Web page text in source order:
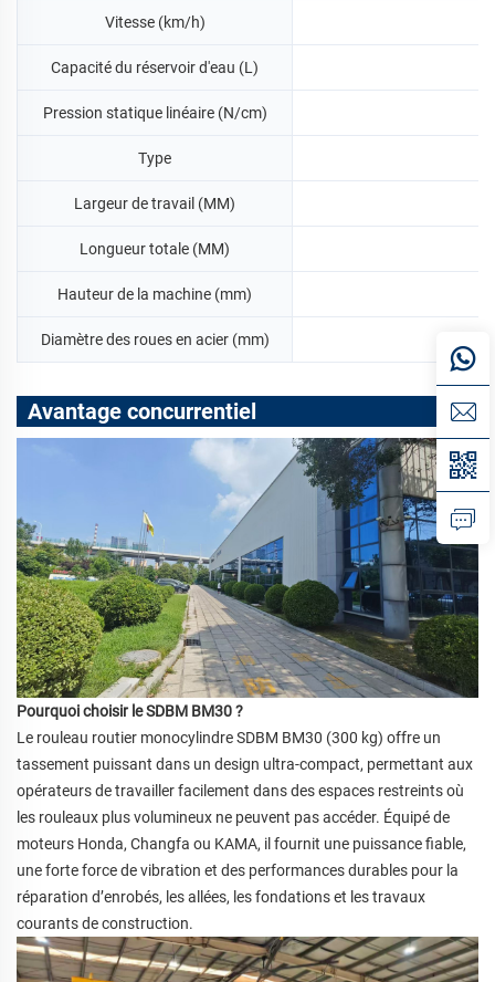
Vitesse (km/h)
Capacité du réservoir d'eau (L)
Pression statique linéaire (N/cm)
Type
Largeur de travail (MM)
Longueur totale (MM)
Hauteur de la machine (mm)
Diamètre des roues en acier (mm)
Avantage concurrentiel
Pourquoi choisir le SDBM BM30 ?
Le rouleau routier monocylindre SDBM BM30 (300 kg) offre un
tassement puissant dans un design ultra-compact, permettant aux
opérateurs de travailler facilement dans des espaces restreints où
les rouleaux plus volumineux ne peuvent pas accéder. Équipé de
moteurs Honda, Changfa ou KAMA, il fournit une puissance fiable,
une forte force de vibration et des performances durables pour la
réparation d’enrobés, les allées, les fondations et les travaux
courants de construction.